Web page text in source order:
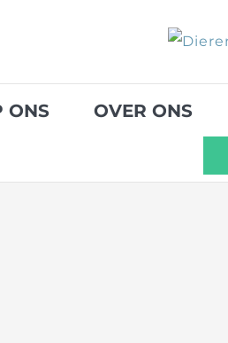
ONS OVER ONS